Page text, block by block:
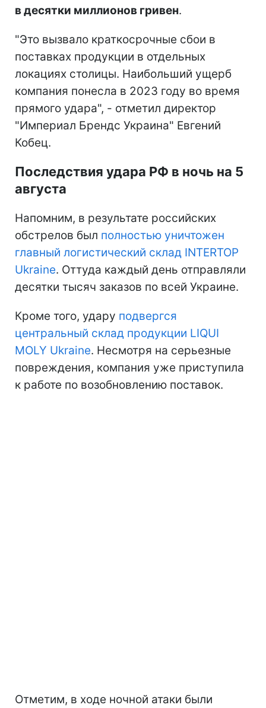
в десятки миллионов гривен.
"Это вызвало краткосрочные сбои в
поставках продукции в отдельных
локациях столицы. Наибольший ущерб
компания понесла в 2023 году во время
прямого удара", - отметил директор
"Империал Брендс Украина" Евгений
Кобец.
Последствия удара РФ в ночь на 5
августа
Напомним, в результате российских
обстрелов был полностью уничтожен
главный логистический склад INTERTOP
Ukraine. Оттуда каждый день отправляли
десятки тысяч заказов по всей Украине.
Кроме того, удару подвергся
центральный склад продукции LIQUI
MOLY Ukraine. Несмотря на серьезные
повреждения, компания уже приступила
к работе по возобновлению поставок.
Отметим, в ходе ночной атаки были